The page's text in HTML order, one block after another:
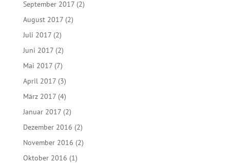
September 2017(2)
August 2017(2)
Juli 2017(2)
Juni 2017(2)
Mai 2017(7)
April 2017(3)
März 2017(4)
Januar 2017(2)
Dezember 2016 (2)
November 2016 (2)
Oktober 2016 (1)